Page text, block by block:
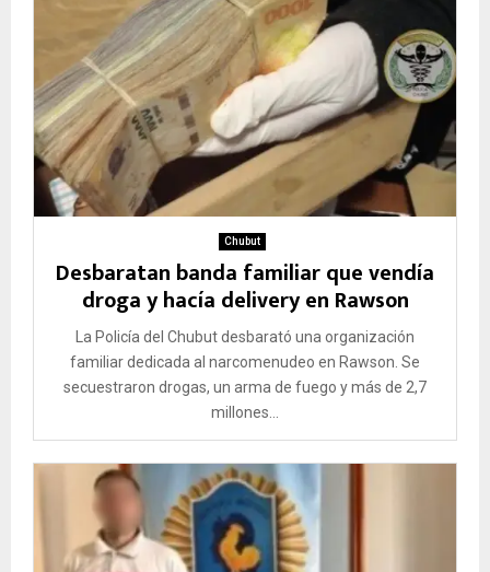
Chubut
Desbaratan banda familiar que vendía
droga y hacía delivery en Rawson
La Policía del Chubut desbarató una organización
familiar dedicada al narcomenudeo en Rawson. Se
secuestraron drogas, un arma de fuego y más de 2,7
millones...